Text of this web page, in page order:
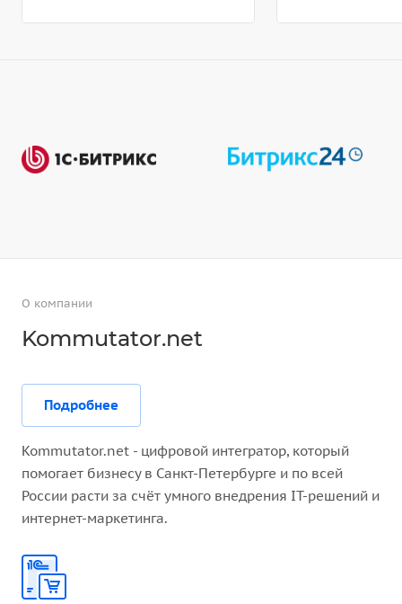
О компании
Kommutator.net
Подробнее
Kommutator.net - цифровой интегратор, который
помогает бизнесу в Санкт-Петербурге и по всей
России расти за счёт умного внедрения IT-решений и
интернет-маркетинга.